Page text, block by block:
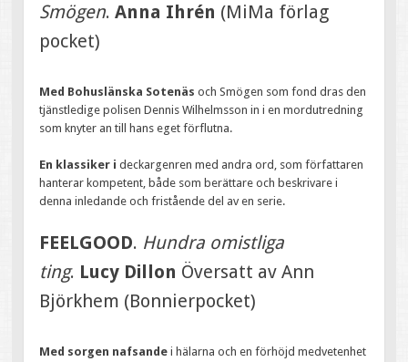
Smögen.Anna Ihrén (MiMa förlag
pocket)
Med Bohuslänska Sotenäs och Smögen som fond dras den
tjänstledige polisen Dennis Wilhelmsson in i en mordutredning
som knyter an till hans eget förflutna.
En klassiker i deckargenren med andra ord, som författaren
hanterar kompetent, både som berättare och beskrivare i
denna inledande och fristående del av en serie.
FEELGOOD. Hundra omistliga
ting. Lucy Dillon Översatt av Ann
Björkhem (Bonnierpocket)
Med sorgen nafsande i hälarna och en förhöjd medvetenhet